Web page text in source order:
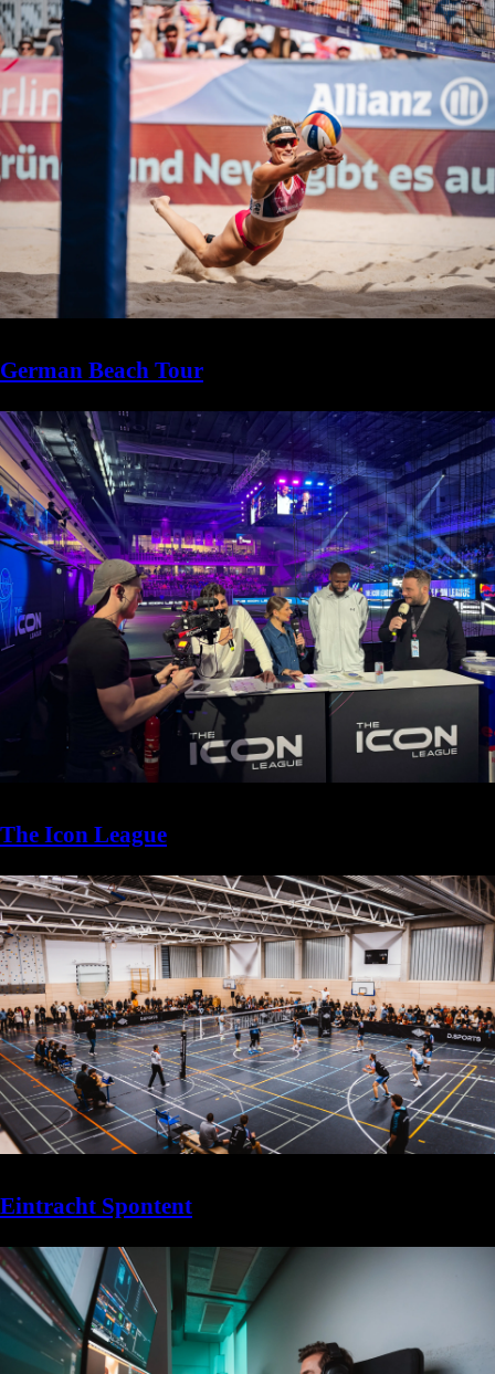
German Beach Tour
The Icon League
Eintracht Spontent